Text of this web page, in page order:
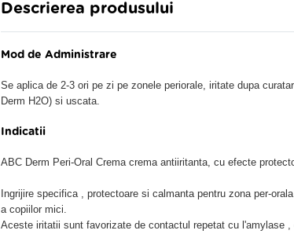
Descrierea produsului
Mod de Administrare
Se aplica de 2-3 ori pe zi pe zonele periorale, iritate dupa
Derm H2O) si uscata.
Indicatii
ABC Derm Peri-Oral Crema crema antiiritanta, cu efecte
Ingrijire specifica , protectoare si calmanta pentru zona per-
a copiilor mici.
Aceste iritatii sunt favorizate de contactul repetat cu l'amylase